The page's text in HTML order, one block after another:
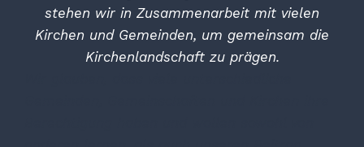
stehen wir in Zusammenarbeit mit vielen
Kirchen und Gemeinden, um gemeinsam die
Kirchenlandschaft zu prägen.